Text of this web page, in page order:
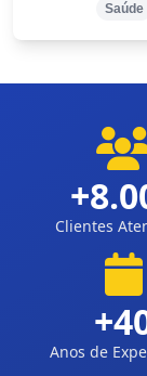
Saúde
Clientes
Anos de